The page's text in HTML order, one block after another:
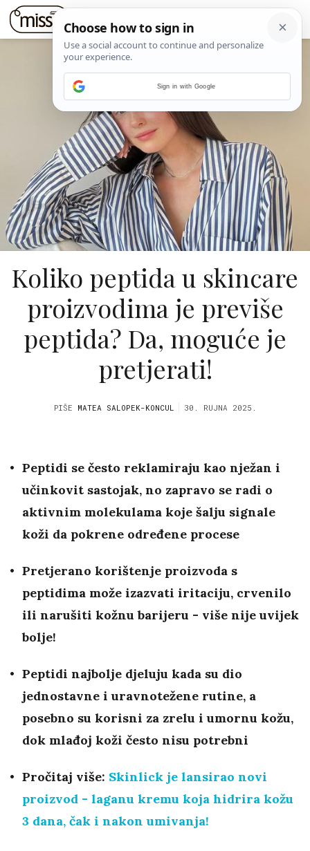
Koliko peptida u skincare
proizvodima je previše
peptida? Da, moguće je
pretjerati!
PIŠE MATEA SALOPEK-KONCUL 30. RUJNA 2025.
Peptidi se često reklamiraju kao nježan i
učinkovit sastojak, no zapravo se radi o
aktivnim molekulama koje šalju signale
koži da pokrene određene procese
Pretjerano korištenje proizvoda s
peptidima može izazvati iritaciju, crvenilo
ili narušiti kožnu barijeru - više nije uvijek
bolje!
Peptidi najbolje djeluju kada su dio
jednostavne i uravnotežene rutine, a
posebno su korisni za zrelu i umornu kožu,
dok mlađoj koži često nisu potrebni
Pročitaj više: Skinlick je lansirao novi
proizvod - laganu kremu koja hidrira kožu
3 dana, čak i nakon umivanja!
Sign in with Google